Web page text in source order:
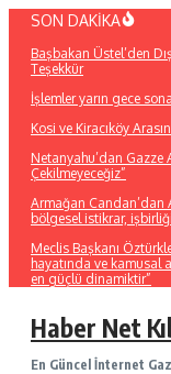
İçeriğe
SON DAKİKA
Başbakan Üstel’den
Teşekkür
İşlemler yarın gece
Kosi ve Kiracıköy
Netanyahu’dan Gazze
Çekilmeyeceğiz”
Armağan Candan’dan
bölgesel istikrar,
Meclis Başkanı
hayatında ve kamusal
en güçlü dinamiktir”
Haber Net
En Güncel İnternet